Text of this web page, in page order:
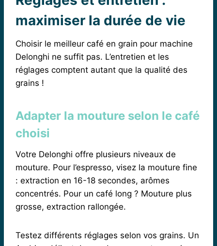
maximiser la durée de vie
Choisir le meilleur café en grain pour machine
Delonghi ne suffit pas. L’entretien et les
réglages comptent autant que la qualité des
grains !
Adapter la mouture selon le café
choisi
Votre Delonghi offre plusieurs niveaux de
mouture. Pour l’espresso, visez la mouture fine
: extraction en 16-18 secondes, arômes
concentrés. Pour un café long ? Mouture plus
grosse, extraction rallongée.
Testez différents réglages selon vos grains. Un